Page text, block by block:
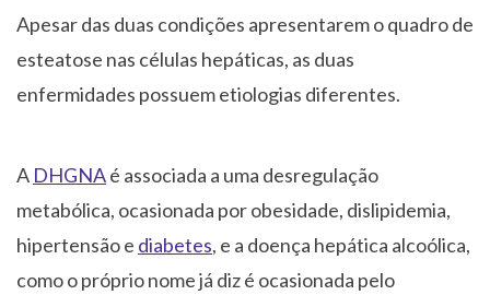
Apesar das duas condições apresentarem o quadro de
esteatose nas células hepáticas, as duas
enfermidades possuem etiologias diferentes.
A DHGNAé associada a uma desregulação
metabólica, ocasionada por obesidade, dislipidemia,
hipertensão e diabetes, e a doença hepática alcoólica,
como o próprio nome já diz é ocasionada pelo